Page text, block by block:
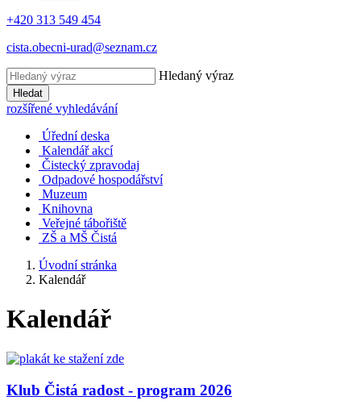
+420 313 549 454
cista.obecni-urad@seznam.cz
Hledaný výraz
Hledat
rozšířené vyhledávání
Úřední deska
Kalendář akcí
Čistecký zpravodaj
Odpadové hospodářství
Muzeum
Knihovna
Veřejné tábořiště
ZŠ a MŠ Čistá
Úvodní stránka
Kalendář
Kalendář
Klub Čistá radost - program 2026